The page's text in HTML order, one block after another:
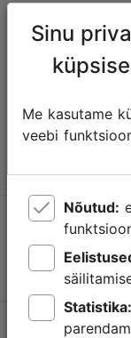
Tallinna
Niguliste 2,
Jälgi meid @
Sinu
Me kasutame
veebi
Nõutud:
Statistika: